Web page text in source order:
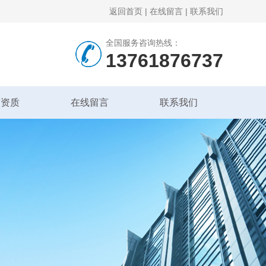
返回首页 | 在线留言 | 联系我们
全国服务咨询热线：
13761876737
质 在线留言 联系我们